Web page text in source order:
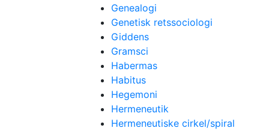
Genealogi
Genetisk retssociologi
Giddens
Gramsci
Habermas
Habitus
Hegemoni
Hermeneutik
Hermeneutiske cirkel/spiral